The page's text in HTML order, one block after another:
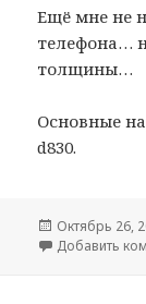
Ещё мне не
телефона…
толщины…
Основные
d830.
Октябрь 26,
Добавить